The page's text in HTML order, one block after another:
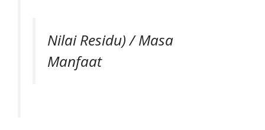
Nilai Residu) / Masa
Manfaat